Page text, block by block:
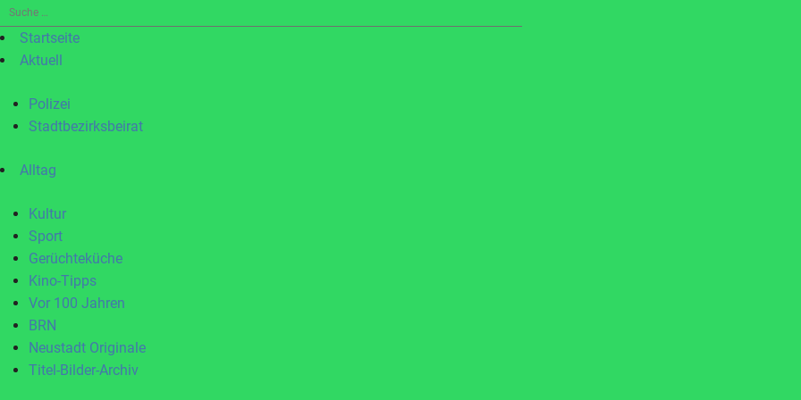
Suche
nach:Startseite
Aktuell
Polizei
Stadtbezirksbeirat
Alltag
Kultur
Sport
Gerüchteküche
Kino-Tipps
Vor 100 Jahren
BRN
Neustadt Originale
Titel-Bilder-Archiv